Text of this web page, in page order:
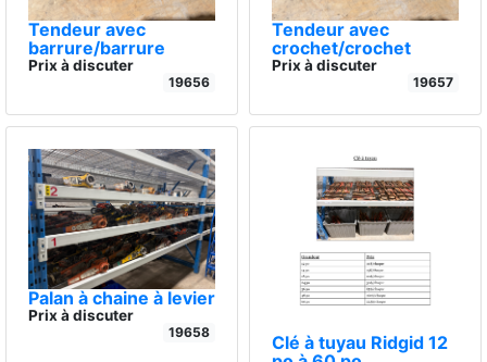
Tendeur avec
barrure/barrure
Prix à discuter
19656
Tendeur avec
crochet/crochet
Prix à discuter
19657
Palan à chaine à levier
Prix à discuter
19658
Clé à tuyau Ridgid 12